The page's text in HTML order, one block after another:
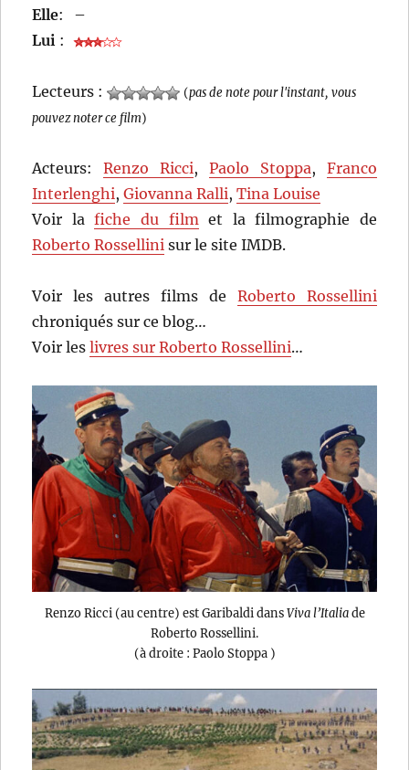
Elle:
–
Lui :
Lecteurs : (pas de note pour l'instant, vous
pouvez noter ce film)
Acteurs:Renzo Ricci, Paolo Stoppa, Franco
Interlenghi,Giovanna Ralli,Tina Louise
Voir lafiche du filmet la filmographie de
Roberto Rossellini sur le site IMDB.
Voir les autres films de Roberto Rossellini
chroniqués sur ce blog…
Voir leslivres sur Roberto Rossellini…
Renzo Ricci (au centre) est Garibaldi dansViva l’Italiade
Roberto Rossellini.
(à droite : Paolo Stoppa )